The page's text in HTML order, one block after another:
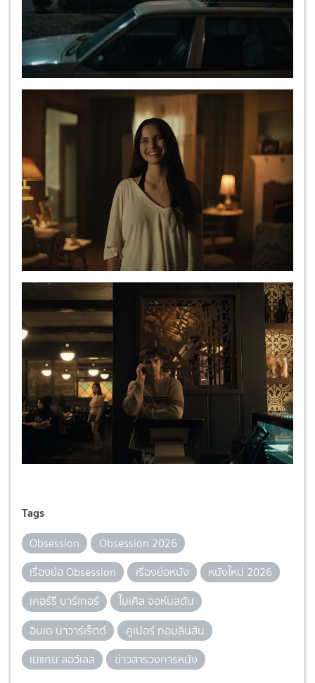
Tags
Obsession
Obsession 2026
เรื่องย่อ Obsession
เรื่องย่อหนัง
หนังใหม่ 2026
เคอร์รี บาร์เกอร์
ไมเคิล จอห์นสตัน
อินเด นาวาร์เร็ตต์
คูเปอร์ ทอมลินสัน
เมแกน ลอว์เลส
ข่าวสารวงการหนัง